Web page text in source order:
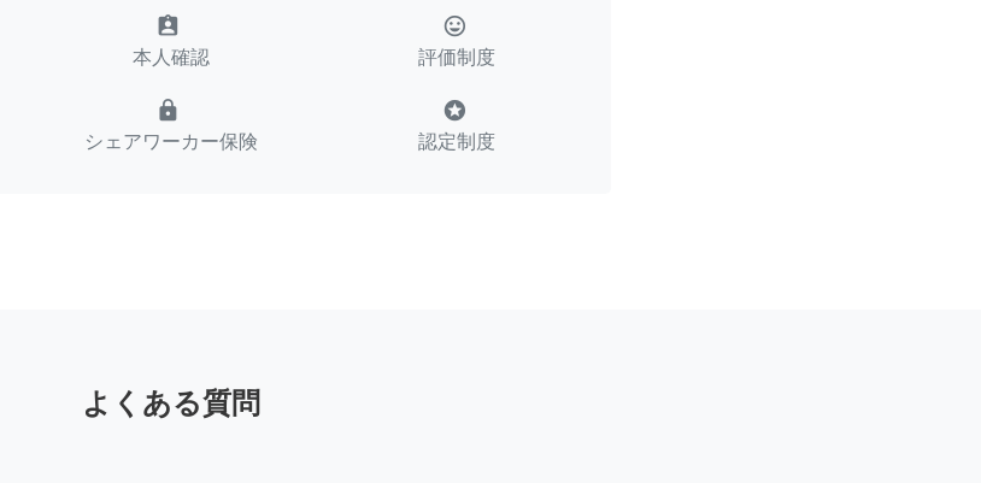
assignment_ind
本人確認
tag_faces
評価制度
lock
シェアワーカー保険
stars
認定制度
よくある質問